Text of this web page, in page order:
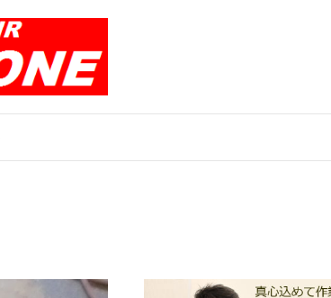
タルリペアテック